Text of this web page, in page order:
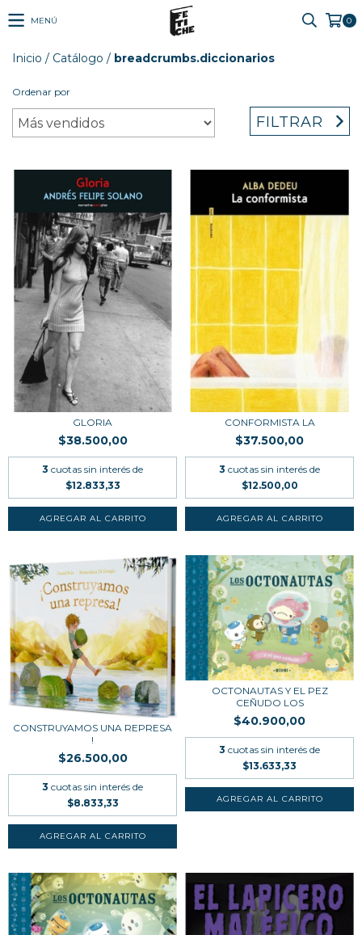
MENÚ 0
Inicio / Catálogo / breadcrumbs.diccionarios
Ordenar por
FILTRAR
GLORIA
$38.500,00
3 cuotas sin interés de
$12.833,33
CONFORMISTA LA
$37.500,00
3 cuotas sin interés de
$12.500,00
CONSTRUYAMOS UNA REPRESA
!
$26.500,00
3 cuotas sin interés de
$8.833,33
OCTONAUTAS Y EL PEZ
CEÑUDO LOS
$40.900,00
3 cuotas sin interés de
$13.633,33